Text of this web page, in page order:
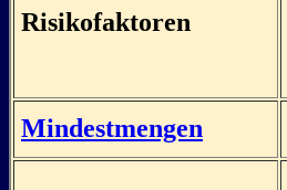
Risikofaktoren
Mindestmengen